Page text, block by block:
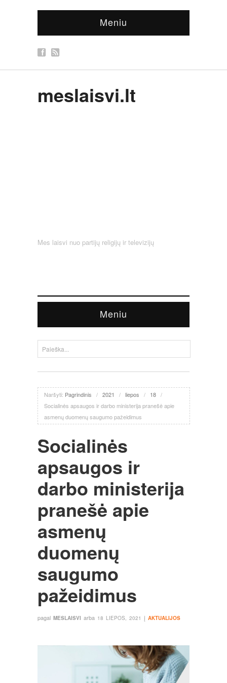
Meniu
meslaisvi.lt
Mes laisvi nuo partijų religijų ir televizijų
Meniu
Naršyti: Pagrindinis / 2021 / liepos / 18 /
Socialinės apsaugos ir darbo ministerija pranešė apie
asmenų duomenų saugumo pažeidimus
Socialinės
apsaugos ir
darbo ministerija
pranešė apie
asmenų
duomenų
saugumo
pažeidimus
pagal MESLAISVI arba 18 LIEPOS, 2021 į AKTUALIJOS